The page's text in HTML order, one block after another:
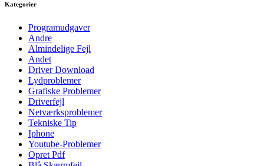
Kategorier
Programudgaver
Andre
Almindelige Fejl
Andet
Driver Download
Lydproblemer
Grafiske Problemer
Driverfejl
Netværksproblemer
Tekniske Tip
Iphone
Youtube-Problemer
Opret Pdf